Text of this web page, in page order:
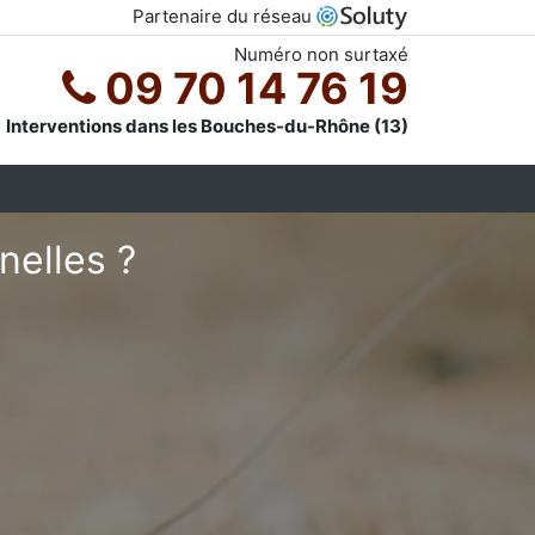
Partenaire du réseau
Numéro non surtaxé
09 70 14 76 19
Interventions dans les Bouches-du-Rhône (13)
?